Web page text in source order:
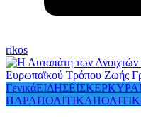
rikos
ΓενικάΕΙΔΗΣΕΙΣΚΕΡΚΥΡΑ
ΠΑΡΑΠΟΛΙΤΙΚΑ